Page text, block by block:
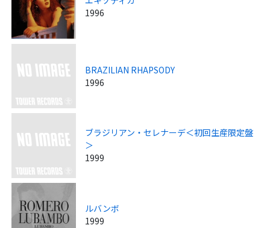
1996
BRAZILIAN RHAPSODY
1996
ブラジリアン・セレナーデ＜初回生産限定盤
＞
1999
ルバンボ
1999